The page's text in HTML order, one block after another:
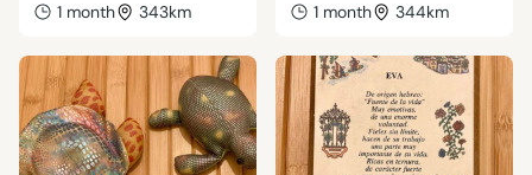
1 month 343km 1 month 344km